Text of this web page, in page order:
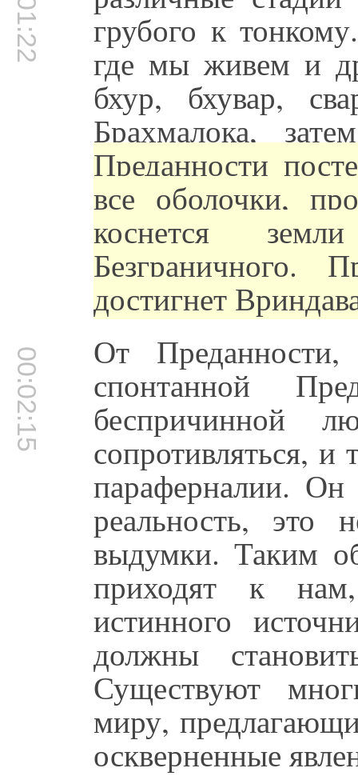
грубого к
где мы живем и
бхур, бхувар,
Брахмалока,
Преданности
все оболочки,
коснется
Безграничного.
достигнет
00:02:15 От
спонтанной
беспричинной
сопротивляться,
параферналии.
реальность, это
выдумки. Таким
приходят к
истинного
должны
Существуют
миру,
оскверненные